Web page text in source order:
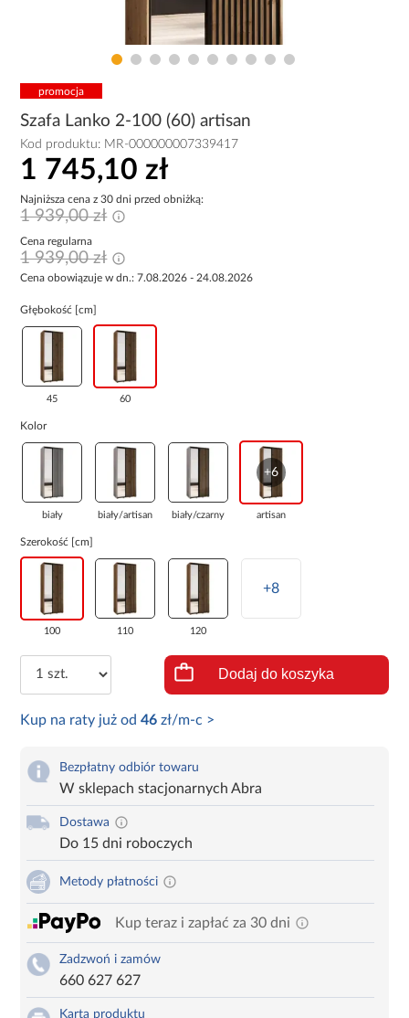
promocja
Szafa Lanko 2-100 (60) artisan
Kod produktu: MR-000000007339417
1 745,10 zł
Najniższa cena z 30 dni przed obniżką:
1 939,00 zł
Cena regularna
1 939,00 zł
Cena obowiązuje w dn.: 7.08.2026 - 24.08.2026
Głębokość [cm]
45 60
Kolor
biały biały/artisan biały/czarny
+6
artisan
Szerokość [cm]
100 110 120
+8
Dodaj do koszyka
Kup na raty już od46 zł/m-c >
Bezpłatny odbiór towaru
W sklepach stacjonarnych Abra
Dostawa
Do 15 dni roboczych
Metody płatności
Kup teraz i zapłać za 30 dni
Zadzwoń i zamów
660 627 627
Karta produktu